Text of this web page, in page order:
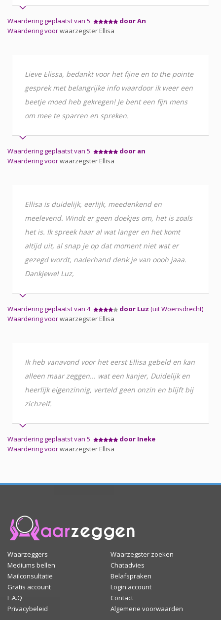
Waardering geplaatst van 5
door An
Waardering voorwaarzegster Ellisa
Lieve Elissa, bedankt voor het fijne en to the pointe
gesprek met belangrijke info waardoor ik weer een
beetje moed heb gekregen! Je bent een fijn mens
om mee te sparren en spreken.
Waardering geplaatst van 5
door an
Waardering voorwaarzegster Ellisa
Ellisa is duidelijk, eerlijk, meedenkend en
meelevend. Windt er geen doekjes om, het is zoals
het is. Ik spreek haar al wat langer en het komt
altijd uit, al snap je op dat moment niet wat er
gezegd wordt, naderhand denk je van oooh jaaa.
Dankjewel Luz,
Waardering geplaatst van 4 door Luz (uit Woensdrecht)
Waardering voorwaarzegster Ellisa
Ik heb vanavond voor het eerst Ellisa gebeld en kan
alleen maar zeggen... wat een kanjer, Duidelijk en
heerlijk eigenzinnig, verteld geen onzin en blijft bij
zichzelf.
Waardering geplaatst van 5
door Ineke
Waardering voorwaarzegster Ellisa
Waarzeggers
Waarzegster zoeken
Mediums bellen
Chatadvies
Mailconsultatie
Belafspraken
Gratis account
Login account
F.A.Q
Contact
Privacybeleid
Algemene voorwaarden